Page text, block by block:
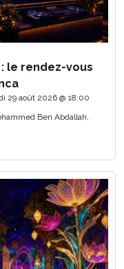
le rendez-vous
29 août 2026 @ 18:00
Ben Abdallah,